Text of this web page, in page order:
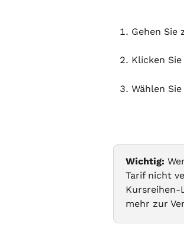
Gehen Sie
Klicken
Wählen
Wichtig:
Tarif nicht
Kursreihen-
mehr zur